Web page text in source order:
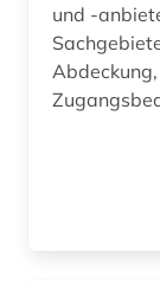
und -